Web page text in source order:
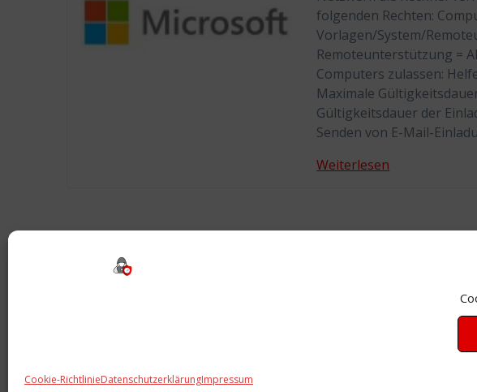
Cookie-RichtlinieDatenschutzerklärungImpressum
folgenden Rechten:
Vorlagen/System/
Remoteunterstützung =
Computers zulassen:
Maximale
Gültigkeitsdauer der
Senden von E-Mail-
Weiterlesen